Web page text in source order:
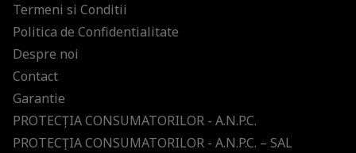
Termeni si Conditii
Politica de Confidentialitate
Despre noi
Contact
Garantie
PROTECŢIA CONSUMATORILOR - A.N.P.C.
PROTECŢIA CONSUMATORILOR - A.N.P.C. – SAL